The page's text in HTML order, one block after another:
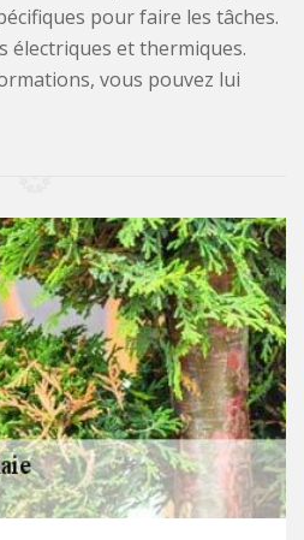
pour faire les tâches.
électriques et thermiques.
vous pouvez lui